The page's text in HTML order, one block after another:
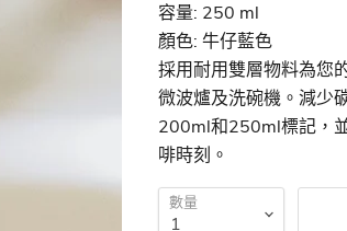
容量: 250 ml
顏色: 牛仔藍色
採用耐用雙層物料為您
微波爐及洗碗機。減少
200ml和250ml標記，
啡時刻。
數量